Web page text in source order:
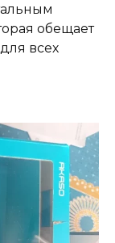
обещает
всех